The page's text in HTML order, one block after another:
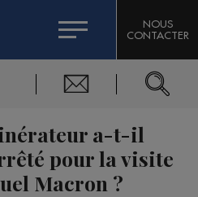
DE L'EXPERT
MACHINERY
DOMAINES SKIABLES
BIGARD
DU MONT-BLANC
NOUS
CONTACTER
a-t-il
pour la visite
Macron ?